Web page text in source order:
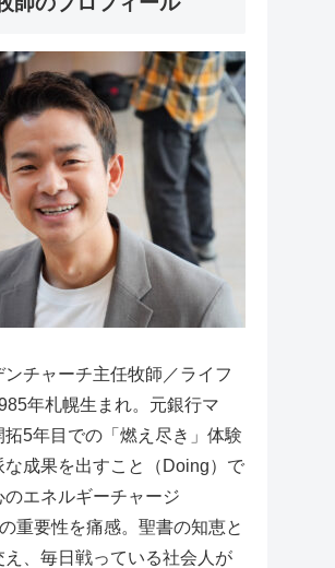
ンチャーチ主任牧師／ライフ
年札幌生まれ。元銀行マ
拓5年目での「燃え尽き」体験
な成果を出すこと（Doing）で
のエネルギーチャージ
重要性を痛感。聖書の知恵と
え、毎日戦っている社会人が